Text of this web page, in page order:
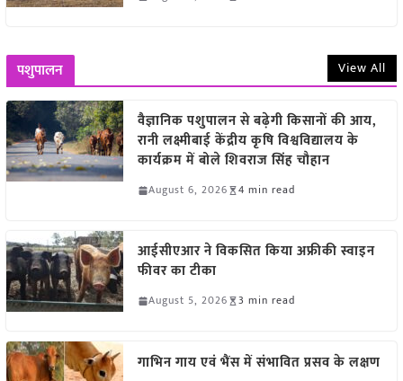
पशुपालन View All
वैज्ञानिक पशुपालन से बढ़ेगी किसानों की आय,
रानी लक्ष्मीबाई केंद्रीय कृषि विश्वविद्यालय के
कार्यक्रम में बोले शिवराज सिंह चौहान
August 6, 2026 4 min read
आईसीएआर ने विकसित किया अफ्रीकी स्वाइन
फीवर का टीका
August 5, 2026 3 min read
गाभिन गाय एवं भैंस में संभावित प्रसव के लक्षण